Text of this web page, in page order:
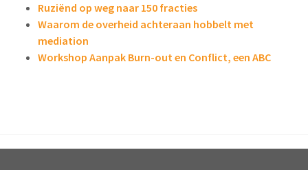
Ruziënd op weg naar 150 fracties
Waarom de overheid achteraan hobbelt met
mediation
Workshop Aanpak Burn-out en Conflict, een ABC